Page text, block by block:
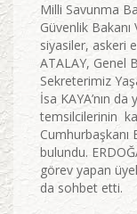
Milli Savunma
Güvenlik
siyasiler, askeri
ATALAY, Genel
Sekreterimiz
İsa KAYA’nın
temsilcilerinin
Cumhurbaşkanı
bulundu.
görev yapan
da sohbet etti.